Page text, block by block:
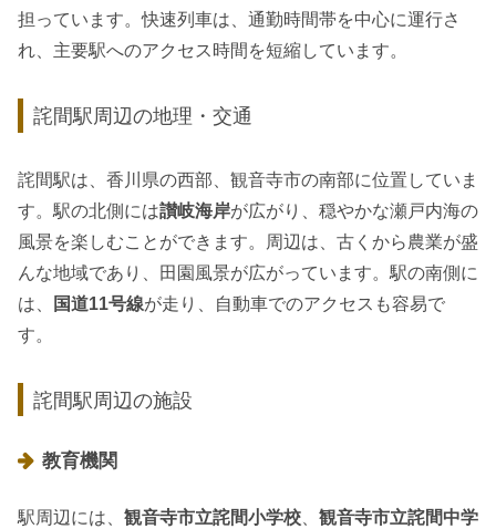
担っています。快速列車は、通勤時間帯を中心に運行さ
れ、主要駅へのアクセス時間を短縮しています。
詫間駅周辺の地理・交通
詫間駅は、香川県の西部、観音寺市の南部に位置していま
す。駅の北側には讃岐海岸が広がり、穏やかな瀬戸内海の
風景を楽しむことができます。周辺は、古くから農業が盛
んな地域であり、田園風景が広がっています。駅の南側に
は、
国道11号線が走り、自動車でのアクセスも容易で
す。
詫間駅周辺の施設
教育機関
駅周辺には、 観音寺市立詫間小学校、 観音寺市立詫間中学